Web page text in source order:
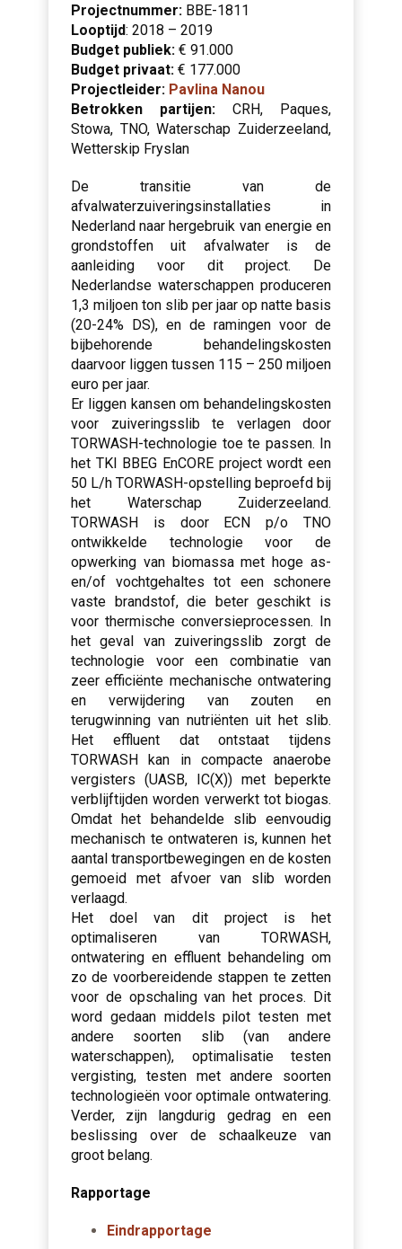
Projectnummer: BBE-1811
Looptijd: 2018 – 2019
Budget publiek: € 91.000
Budget privaat: € 177.000
Projectleider: Pavlina Nanou
Betrokken partijen: CRH, Paques,
Stowa, TNO, Waterschap Zuiderzeeland,
Wetterskip Fryslan
De transitie van de
afvalwaterzuiveringsinstallaties in
Nederland naar hergebruik van energie en
grondstoffen uit afvalwater is de
aanleiding voor dit project. De
Nederlandse waterschappen produceren
1,3 miljoen ton slib per jaar op natte basis
(20-24% DS), en de ramingen voor de
bijbehorende behandelingskosten
daarvoor liggen tussen 115 – 250 miljoen
euro per jaar.
Er liggen kansen om behandelingskosten
voor zuiveringsslib te verlagen door
TORWASH-technologie toe te passen. In
het TKI BBEG EnCORE project wordt een
50 L/h TORWASH-opstelling beproefd bij
het Waterschap Zuiderzeeland.
TORWASH is door ECN p/o TNO
ontwikkelde technologie voor de
opwerking van biomassa met hoge as-
en/of vochtgehaltes tot een schonere
vaste brandstof, die beter geschikt is
voor thermische conversieprocessen. In
het geval van zuiveringsslib zorgt de
technologie voor een combinatie van
zeer efficiënte mechanische ontwatering
en verwijdering van zouten en
terugwinning van nutriënten uit het slib.
Het effluent dat ontstaat tijdens
TORWASH kan in compacte anaerobe
vergisters (UASB, IC(X)) met beperkte
verblijftijden worden verwerkt tot biogas.
Omdat het behandelde slib eenvoudig
mechanisch te ontwateren is, kunnen het
aantal transportbewegingen en de kosten
gemoeid met afvoer van slib worden
verlaagd.
Het doel van dit project is het
optimaliseren van TORWASH,
ontwatering en effluent behandeling om
zo de voorbereidende stappen te zetten
voor de opschaling van het proces. Dit
word gedaan middels pilot testen met
andere soorten slib (van andere
waterschappen), optimalisatie testen
vergisting, testen met andere soorten
technologieën voor optimale ontwatering.
Verder, zijn langdurig gedrag en een
beslissing over de schaalkeuze van
groot belang.
Rapportage
Eindrapportage